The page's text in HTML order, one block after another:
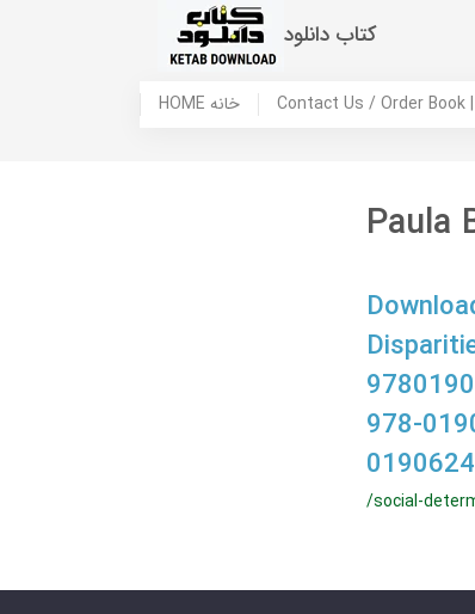
کتاب دانلود
HOME خانه
Paula
978-
/social-